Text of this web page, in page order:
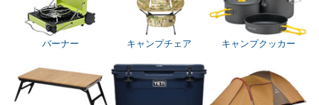
バーナー キャンプチェア キャンプクッカー